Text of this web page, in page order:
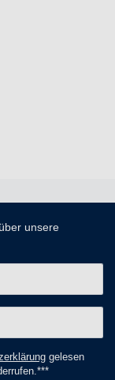
unsere
gelesen